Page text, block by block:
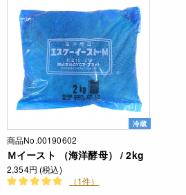
冷蔵
商品No.00190602
Ｍイースト （海洋酵母） / 2kg
2,354円 (税込)
（1件）